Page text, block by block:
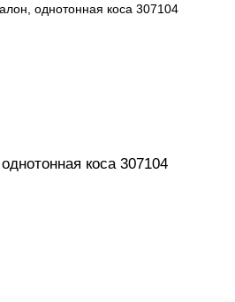
коса 307104